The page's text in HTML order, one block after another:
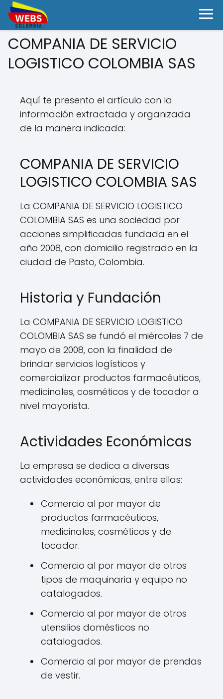
COMPANIA DE SERVICIO
LOGISTICO COLOMBIA SAS
Aquí te presento el artículo con la
información extractada y organizada
de la manera indicada:
COMPANIA DE SERVICIO
LOGISTICO COLOMBIA SAS
La COMPANIA DE SERVICIO LOGISTICO
COLOMBIA SAS es una sociedad por
acciones simplificadas fundada en el
año 2008, con domicilio registrado en la
ciudad de Pasto, Colombia.
Historia y Fundación
La COMPANIA DE SERVICIO LOGISTICO
COLOMBIA SAS se fundó el miércoles 7 de
mayo de 2008, con la finalidad de
brindar servicios logísticos y
comercializar productos farmacéuticos,
medicinales, cosméticos y de tocador a
nivel mayorista.
Actividades Económicas
La empresa se dedica a diversas
actividades económicas, entre ellas:
Comercio al por mayor de
productos farmacéuticos,
medicinales, cosméticos y de
tocador.
Comercio al por mayor de otros
tipos de maquinaria y equipo no
catalogados.
Comercio al por mayor de otros
utensilios domésticos no
catalogados.
Comercio al por mayor de prendas
de vestir.